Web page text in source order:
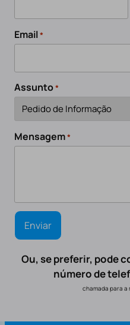
Email*
Assunto*
Mensagem*
Ou, se preferir, pode
número de
chamada para a